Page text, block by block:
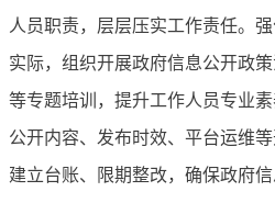
人员职责，层层压实工作责任。
实际，组织开展政府信息公开政
等专题培训，提升工作人员专业
公开内容、发布时效、平台运维
建立台账、限期整改，确保政府信